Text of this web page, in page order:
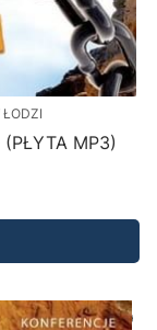
ŁODZI
MP3)